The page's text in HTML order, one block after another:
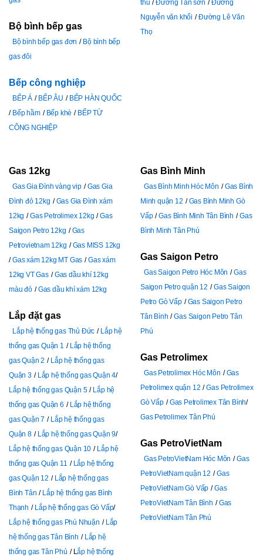
Bộ bình bếp gas
Bộ bình bếp gas đơn
Bộ bình bếp
gas đôi
Bếp công nghiệp
BẾP Á BẾP ÂU
BẾP HÀN QUỐC
Bếp hầm
Bếp khè
BẾP TỪ
CÔNG NGHIỆP
thủ Đường Tân sơn
Đường
Nguyễn văn khối
Đường Lê Văn
Thọ
Gas 12kg
Gas Gia Đình vàng vip
Gas Gia
Đình đỏ 12kg
Gas Gia Đình xám
12kg
Gas Petrolimex 12kg
Gas
Saigon Petro 12kg
Gas
Petrovietnam 12kg
Gas MISS 12kg
Gas xám 12kg MT Gas
Gas xám
12kg VT Gas
Gas dầu khí 12kg
màu đỏ
Gas dầu khí xám 12kg
Lắp đặt gas
Lắp hệ thống gas Thủ Đức
Lắp hệ
thống gas Quận 1
Lắp hệ thống
gas Quận 2
Lắp hệ thống gas
Quận 3
Lắp hệ thống gas Quận 4
Lắp hệ thống gas Quận 5
Lắp hệ
thống gas Quận 6
Lắp hệ thống
gas Quận 7
Lắp hệ thống gas
Quận 8
Lắp hệ thống gas Quận 9
Lắp hệ thống gas Quận 10
Lắp hệ
thống gas Quận 11
Lắp hệ thống
gas Quận 12
Lắp hệ thống gas
Bình Tân
Lắp hệ thống gas Bình
Thạnh
Lắp hệ thống gas Gò Vấp
Lắp hệ thống gas Phú Nhuận
Lắp
hệ thống gas Tân Bình
Lắp hệ
thống gas Tân Phú
Lắp hệ thống
Gas Bình Minh
Gas Bình Minh Hóc Môn
Gas Bình
Minh quận 12
Gas Bình Minh Gò
Vấp
Gas Bình Minh Tân Bình
Gas
Bình Minh Tân Phú
Gas Saigon Petro
Gas Saigon Petro Hóc Môn
Gas
Saigon Petro quận 12
Gas Saigon
Petro Gò Vấp
Gas Saigon Petro
Tân Bình
Gas Saigon Petro Tân
Phú
Gas Petrolimex
Gas Petrolimex Hóc Môn
Gas
Petrolimex quận 12
Gas Petrolimex
Gò Vấp
Gas Petrolimex Tân Bình
Gas Petrolimex Tân Phú
Gas PetroVietNam
Gas PetroVietNam Hóc Môn
Gas
PetroVietNam quận 12
Gas
PetroVietNam Gò Vấp
Gas
PetroVietNam Tân Bình
Gas
PetroVietNam Tân Phú